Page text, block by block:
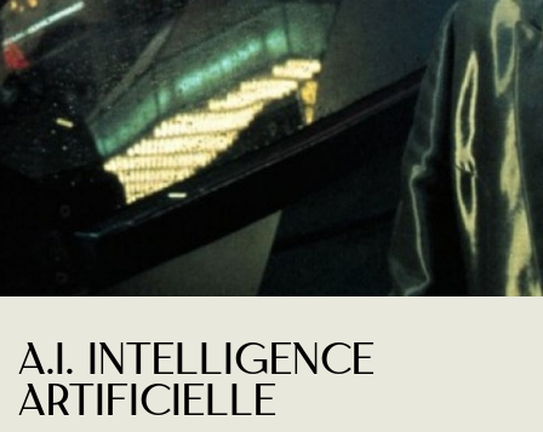
A.I. Intelligence
Artificielle